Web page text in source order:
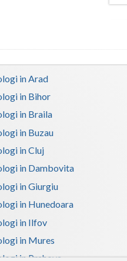
in Arad
in Bihor
in Braila
in Buzau
in Cluj
in Dambovita
in Giurgiu
in Hunedoara
in Ilfov
in Mures
in Prahova